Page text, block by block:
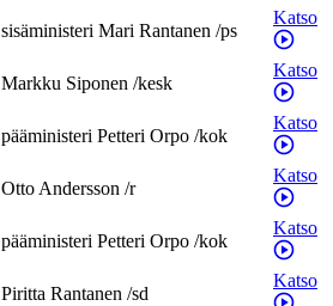
sisäministeri Mari Rantanen /ps
Katso
Markku Siponen /kesk
Katso
pääministeri Petteri Orpo /kok
Katso
OttoAndersson /r
Katso
pääministeri Petteri Orpo /kok
Katso
Piritta Rantanen /sd
Katso